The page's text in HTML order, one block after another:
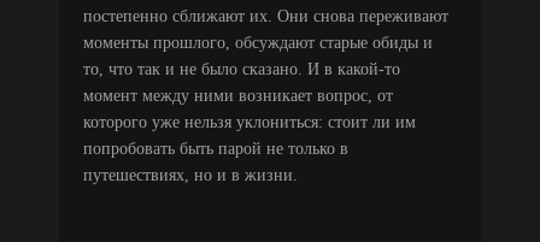
постепенно сближают их. Они снова переживают
моменты прошлого, обсуждают старые обиды и
то, что так и не было сказано. И в какой-то
момент между ними возникает вопрос, от
которого уже нельзя уклониться: стоит ли им
попробовать быть парой не только в
путешествиях, но и в жизни.